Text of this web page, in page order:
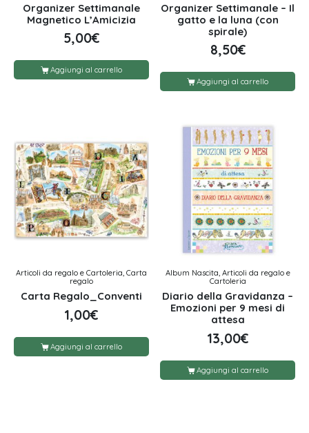
Organizer Settimanale
Magnetico L’Amicizia
5,00€
Aggiungi al carrello
Organizer Settimanale – Il
gatto e la luna (con
spirale)
8,50€
Aggiungi al carrello
Articoli da regalo e Cartoleria, Carta
regalo
Carta Regalo_Conventi
1,00€
Aggiungi al carrello
Album Nascita, Articoli da regalo e
Cartoleria
Diario della Gravidanza –
Emozioni per 9 mesi di
attesa
13,00€
Aggiungi al carrello